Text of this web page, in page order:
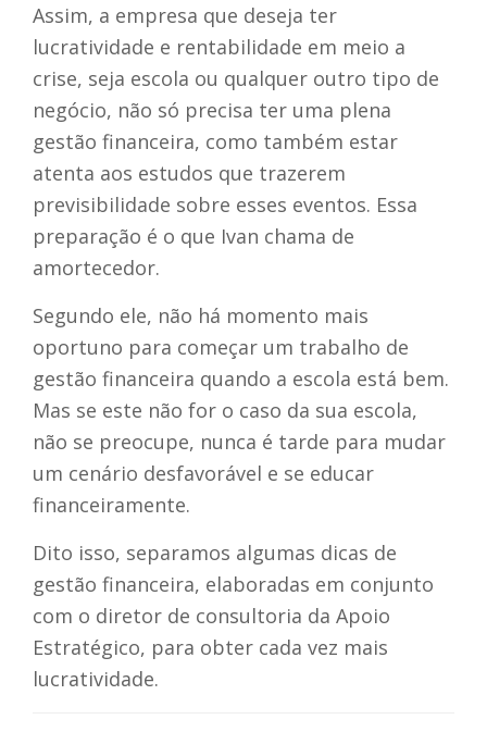
Assim, a empresa que deseja ter
lucratividade e rentabilidade em meio a
crise, seja escola ou qualquer outro tipo de
negócio, não só precisa ter uma plena
gestão financeira, como também estar
atenta aos estudos que trazerem
previsibilidade sobre esses eventos. Essa
preparação é o que Ivan chama de
amortecedor.
Segundo ele, não há momento mais
oportuno para começar um trabalho de
gestão financeira quando a escola está bem.
Mas se este não for o caso da sua escola,
não se preocupe, nunca é tarde para mudar
um cenário desfavorável e se educar
financeiramente.
Dito isso, separamos algumas dicas de
gestão financeira, elaboradas em conjunto
com o diretor de consultoria da Apoio
Estratégico, para obter cada vez mais
lucratividade.